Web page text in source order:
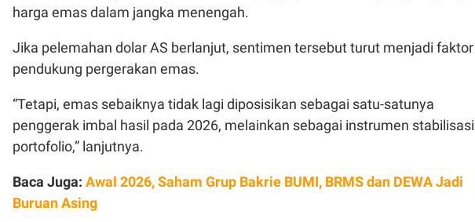
harga emas dalam jangka menengah.
Jika pelemahan dolar AS berlanjut, sentimen tersebut turut menjadi faktor
pendukung pergerakan emas.
“Tetapi, emas sebaiknya tidak lagi diposisikan sebagai satu-satunya
penggerak imbal hasil pada 2026, melainkan sebagai instrumen stabilisasi
portofolio,” lanjutnya.
Baca Juga: Awal 2026, Saham Grup Bakrie BUMI, BRMS dan DEWA Jadi
Buruan Asing